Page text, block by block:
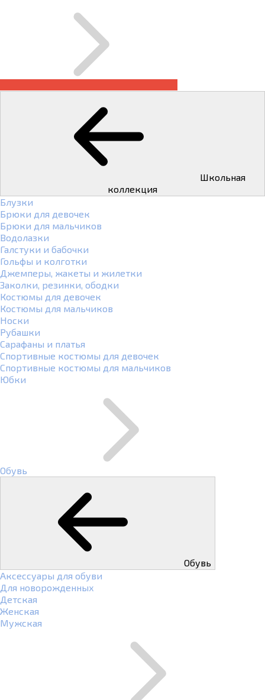
коллекция
Блузки
Брюки для девочек
Брюки для мальчиков
Водолазки
Галстуки и бабочки
Гольфы и колготки
Джемперы, жакеты и жилетки
Заколки, резинки, ободки
Костюмы для девочек
Костюмы для мальчиков
Носки
Рубашки
Сарафаны и платья
Спортивные костюмы для девочек
Спортивные костюмы для мальчиков
Юбки
Обувь
Обувь
Аксессуары для обуви
Для новорожденных
Детская
Женская
Мужская